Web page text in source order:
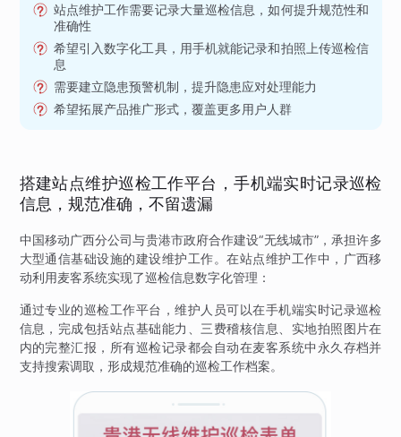
站点维护工作需要记录大量巡检信息，如何提升规范性和
准确性
希望引入数字化工具，用手机就能记录和拍照上传巡检信
息
需要建立隐患预警机制，提升隐患应对处理能力
希望拓展产品推广形式，覆盖更多用户人群
搭建站点维护巡检工作平台，手机端实时记录巡检
信息，规范准确，不留遗漏
中国移动广西分公司与贵港市政府合作建设“无线城市”，承担许多
大型通信基础设施的建设维护工作。在站点维护工作中，广西移
动利用麦客系统实现了巡检信息数字化管理：
通过专业的巡检工作平台，维护人员可以在手机端实时记录巡检
信息，完成包括站点基础能力、三费稽核信息、实地拍照图片在
内的完整汇报，所有巡检记录都会自动在麦客系统中永久存档并
支持搜索调取，形成规范准确的巡检工作档案。